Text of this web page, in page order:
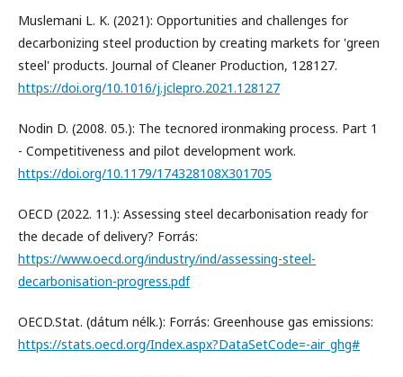
Muslemani L. K. (2021): Opportunities and challenges for
decarbonizing steel production by creating markets for 'green
steel' products. Journal of Cleaner Production, 128127.
https://doi.org/10.1016/j.jclepro.2021.128127
Nodin D. (2008. 05.): The tecnored ironmaking process. Part 1
- Competitiveness and pilot development work.
https://doi.org/10.1179/174328108X301705
OECD (2022. 11.): Assessing steel decarbonisation ready for
the decade of delivery? Forrás:
https://www.oecd.org/industry/ind/assessing-steel-
decarbonisation-progress.pdf
OECD.Stat. (dátum nélk.): Forrás: Greenhouse gas emissions:
https://stats.oecd.org/Index.aspx?DataSetCode=-air_ghg#